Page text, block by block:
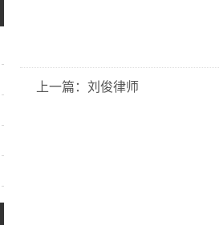
上一篇：刘俊律师